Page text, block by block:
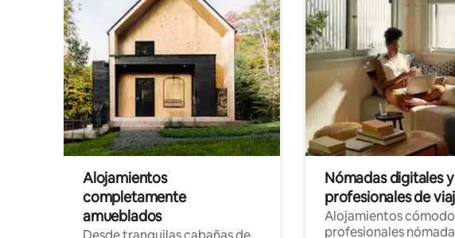
Alojamientos
completamente
amueblados
Nómadas digitales y
profesionales de
Alojamientos
profesionales